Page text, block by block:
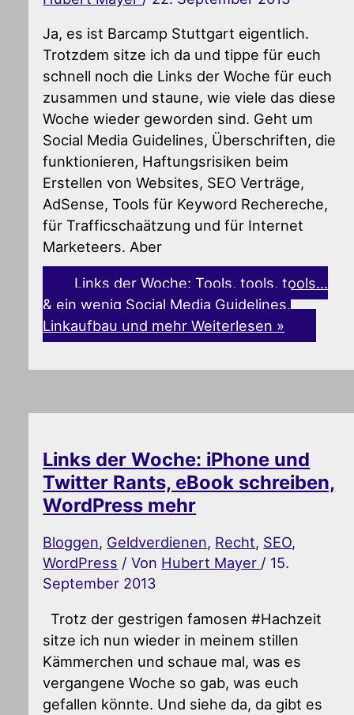
Ja, es ist Barcamp Stuttgart eigentlich.
Trotzdem sitze ich da und tippe für euch
schnell noch die Links der Woche für euch
zusammen und staune, wie viele das diese
Woche wieder geworden sind. Geht um
Social Media Guidelines, Überschriften, die
funktionieren, Haftungsrisiken beim
Erstellen von Websites, SEO Verträge,
AdSense, Tools für Keyword Rechereche,
für Trafficschaätzung und für Internet
Marketeers. Aber
Links der Woche: Tools, tools, tools…
& ein wenig Social Media Guidelines,
Linkaufbau und mehr Weiterlesen »
Links der Woche: iPhone und
Twitter Rants, eBook schreiben,
WordPress mehr
Bloggen, Geldverdienen, Recht, SEO,
WordPress / Von Hubert Mayer / 15.
September 2013
Trotz der gestrigen famosen #Hachzeit
sitze ich nun wieder in meinem stillen
Kämmerchen und schaue mal, was es
vergangene Woche so gab, was euch
gefallen könnte. Und siehe da, da gibt es